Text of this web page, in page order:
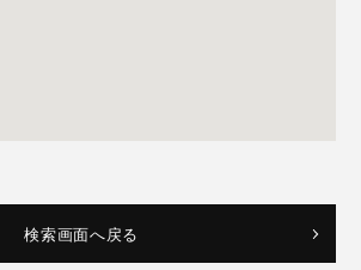
検索画面へ戻る